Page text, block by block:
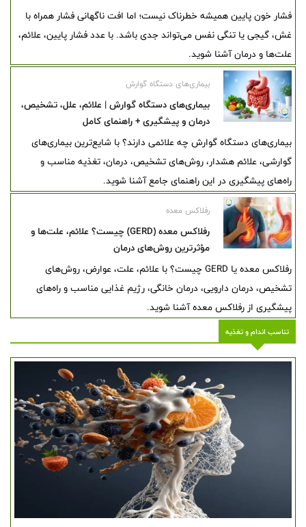
فشار خون پایین همیشه خطرناک نیست؛ اما افت ناگهانی فشار همراه با
غش، گیجی یا تنگی نفس می‌تواند جدی باشد. با عدد فشار پایین، علائم،
علت‌ها و درمان آشنا شوید.
بیماری‌های دستگاه گوارش
بیماری‌های دستگاه گوارش | علائم، علل، تشخیص،
درمان و پیشگیری + راهنمای کامل
بیماری‌های دستگاه گوارش چه علائمی دارند؟ با شایع‌ترین بیماری‌های
گوارشی، علائم هشدار، روش‌های تشخیص، درمان، تغذیه مناسب و
راه‌های پیشگیری در این راهنمای جامع آشنا شوید.
رفلاکس معده
رفلاکس معده (GERD) چیست؟ علائم، علت‌ها و
مؤثرترین روش‌های درمان
رفلاکس معده یا GERD چیست؟ با علائم، علت، عوارض، روش‌های
تشخیص، درمان دارویی، درمان خانگی، رژیم غذایی مناسب و راه‌های
پیشگیری از رفلاکس معده آشنا شوید.
تناسب اندام و تغذیه